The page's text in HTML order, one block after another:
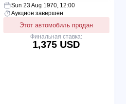
Sun 23 Aug 1970, 12:00
Аукцион завершен
Этот автомобиль продан
Финальная ставка:
1,375 USD